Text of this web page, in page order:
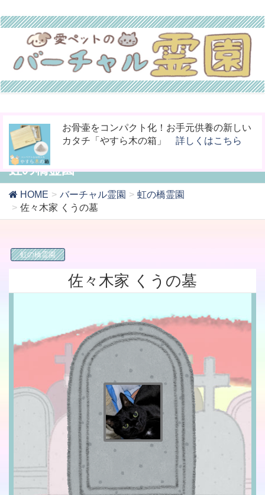
今までなかった！小動物専用の桐のお骨入れ
「タイムBOX桐」詳しくはこちら
ペットの命日や周忌にオンライン上で法要を
行える「リモート供養」 詳しくはこちら
お骨壷をコンパクト化！お手元供養の新しい
カタチ「やすら木の箱」 詳しくはこちら
虹の橋霊園
HOME バーチャル霊園
虹の橋霊園
佐々木家 くうの墓
虹の橋霊園
佐々木家 くうの墓